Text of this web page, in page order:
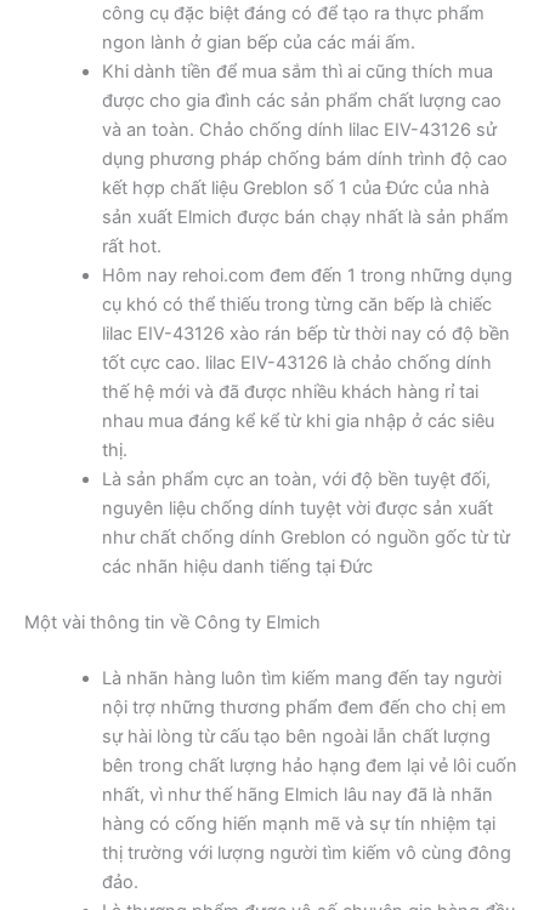
công cụ đặc biệt đáng có để tạo ra thực phẩm
ngon lành ở gian bếp của các mái ấm.
Khi dành tiền để mua sắm thì ai cũng thích mua
được cho gia đình các sản phẩm chất lượng cao
và an toàn. Chảo chống dính lilac EIV-43126 sử
dụng phương pháp chống bám dính trình độ cao
kết hợp chất liệu Greblon số 1 của Đức của nhà
sản xuất Elmich được bán chạy nhất là sản phẩm
rất hot.
Hôm nay rehoi.com đem đến 1 trong những dụng
cụ khó có thể thiếu trong từng căn bếp là chiếc
lilac EIV-43126 xào rán bếp từ thời nay có độ bền
tốt cực cao. lilac EIV-43126 là chảo chống dính
thế hệ mới và đã được nhiều khách hàng rỉ tai
nhau mua đáng kể kể từ khi gia nhập ở các siêu
thị.
Là sản phẩm cực an toàn, với độ bền tuyệt đối,
nguyên liệu chống dính tuyệt vời được sản xuất
như chất chống dính Greblon có nguồn gốc từ từ
các nhãn hiệu danh tiếng tại Đức
Một vài thông tin về Công ty Elmich
Là nhãn hàng luôn tìm kiếm mang đến tay người
nội trợ những thương phẩm đem đến cho chị em
sự hài lòng từ cấu tạo bên ngoài lẫn chất lượng
bên trong chất lượng hảo hạng đem lại vẻ lôi cuốn
nhất, vì như thế hãng Elmich lâu nay đã là nhãn
hàng có cống hiến mạnh mẽ và sự tín nhiệm tại
thị trường với lượng người tìm kiếm vô cùng đông
đảo.